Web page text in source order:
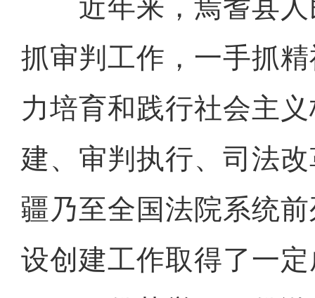
近年来，焉耆县人
抓审判工作，一手抓
力培育和践行社会主
建、审判执行、司法
疆乃至全国法院系统
设创建工作取得了一